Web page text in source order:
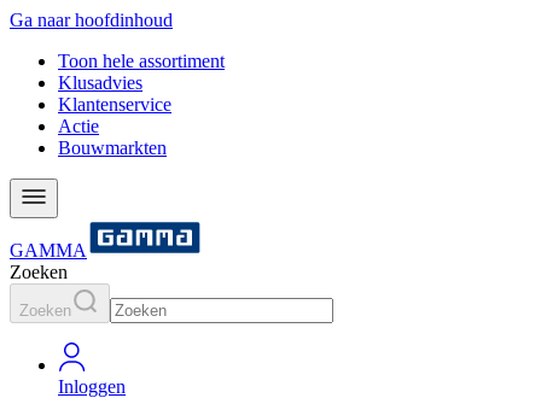
Ga naar hoofdinhoud
Toon hele assortiment
Klusadvies
Klantenservice
Actie
Bouwmarkten
GAMMA
Zoeken
Zoeken
Inloggen